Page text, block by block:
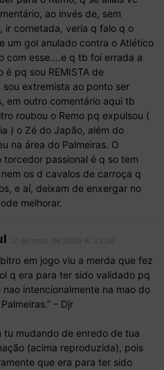
ao invés de, sem
ir cornetada, veria q falo q o
um gol anulado contra o Atlético
com esse….e q tb foi errada a
é pq sou REMISTA de
sou extremista ao ponto ser
em outro comentário aqui tb
roubou o Remo pq expulsou (
) o Zé do Japão, além do
na área do Palmeiras. O
torcedor passional é q so tem
os d cavalos de carroça q
e aí, deixam de enxergar no
melhorar.
em jogo viu a merda que fez
q era para ter sido validado pq
nao intencionalmente na mao do
– Djr
tu mudando de enredo de tua
(acima reproduzida), pois
que era para ter sido